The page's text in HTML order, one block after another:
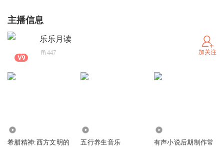
主播信息
乐乐月读
447 加关注
希腊精神:西方文明的
五行养生音乐
有声小说后期制作常